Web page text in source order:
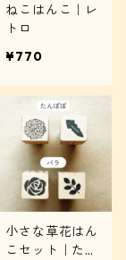
ねこはんこ｜レ
トロ
¥770
小さな草花はん
こセット｜たん